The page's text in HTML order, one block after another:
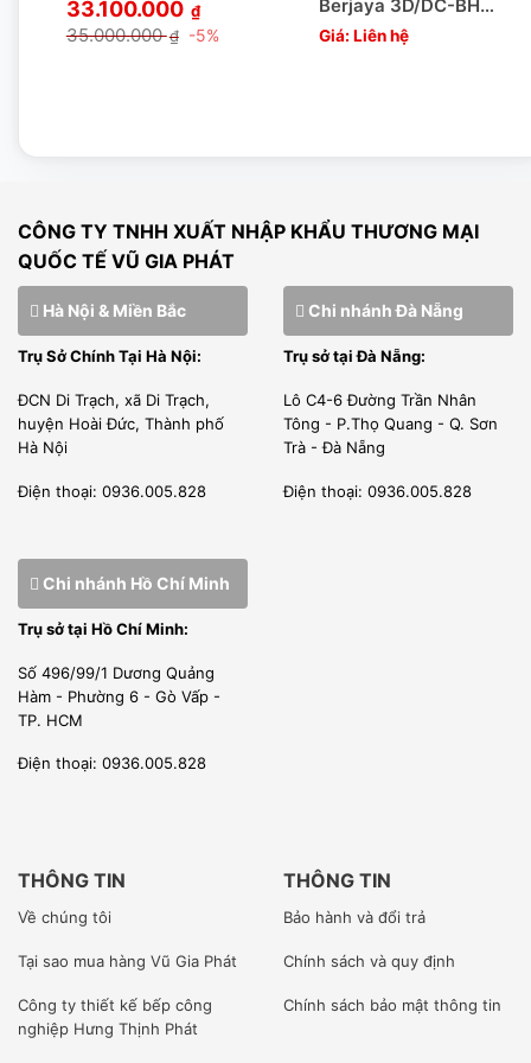
Vũ Gia phát – ĐƠN VỊ NHẬP KHẨU hàng hóa chính ngạch,
[wpcc-iframe allowfullscreen=”” frameborder=”0″
height=”360″ src=”https://www.youtube-
nocookie.com/embed/xBFDmyiQEsc”
style=”position: absolute;top: 0;left: 0;width:
100%;height: 100%;” width=”640″]
Kỹ sư của chúng tôi được đào tạo tại nhà sản xuất, được
cấp phép đủ điều kiện lắp đặt, bảo trì, bảo hành sản phẩm
của hãng.
2. LÀM VIỆC CHUYÊN NGHIỆP
Chúng tôi là đơn vị nhập khẩu trực tiếp giao hàng và lắp
chọn từ kỹ sư điện lạnh, tay nghề cao từ những trường đại
học, cao đẳng, sau đó kỹ thuật viên được đào tạo chuyên
sâu tại công ty cũng như tham gia những khóa huấn luyện
33.100.000 ₫
35.000.000₫ -5%
Berjaya 3D/DC-BH-
1-G
Giá: Liên hệ
CÔNG TY TNHH XUẤT NHẬP KHẨU THƯƠNG MẠI
QUỐC TẾ VŨ GIA PHÁT
Hà Nội & Miền Bắc
Trụ Sở Chính Tại Hà Nội:
ĐCN Di Trạch, xã Di Trạch,
huyện Hoài Đức, Thành phố
Hà Nội
Điện thoại: 0936.005.828
Chi nhánh Đà Nẵng
Trụ sở tại Đà Nẵng:
Lô C4-6 Đường Trần Nhân
Tông - P.Thọ Quang - Q. Sơn
Trà - Đà Nẵng
Điện thoại: 0936.005.828
Chi nhánh Hồ Chí Minh
Trụ sở tại Hồ Chí Minh:
Số 496/99/1 Dương Quảng
Hàm - Phường 6 - Gò Vấp -
TP. HCM
Điện thoại: 0936.005.828
THÔNG TIN
Về chúng tôi
Tại sao mua hàng Vũ Gia Phát
Công ty thiết kế bếp công
nghiệp Hưng Thịnh Phát
THÔNG TIN
Bảo hành và đổi trả
Chính sách và quy định
Chính sách bảo mật thông tin